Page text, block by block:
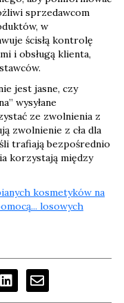
sprzedawcom
w
ścisłą kontrolę
i obsługą klienta,
jest jasne, czy
wysyłane
ze zwolnienia z
zwolnienie z cła dla
trafiają bezpośrednio
korzystają między
kosmetyków na
losowych